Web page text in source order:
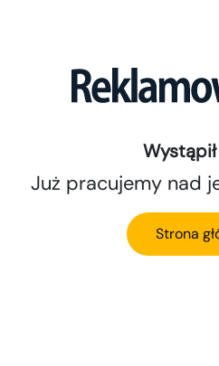
Już pracujemy nad
Strona